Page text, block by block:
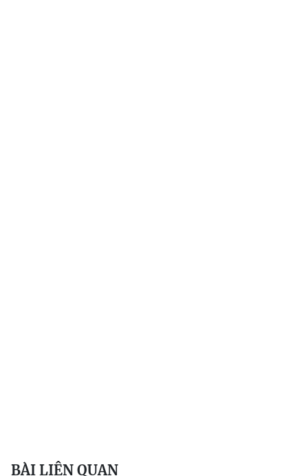
BÀI LIÊN QUAN